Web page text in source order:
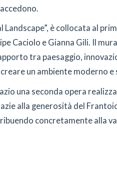
è collocata al
Caciolo e Gianna Gili. Il
tra paesaggio,
un ambiente moderno
una seconda opera
alla generosità del
concretamente alla